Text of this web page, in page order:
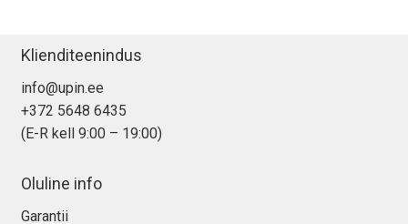
Klienditeenindus
info@upin.ee
+372 5648 6435
(E-R kell 9:00 – 19:00)
Oluline info
Garantii